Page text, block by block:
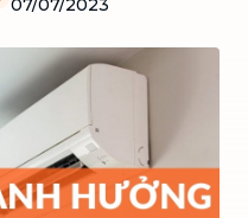
07/07/2023